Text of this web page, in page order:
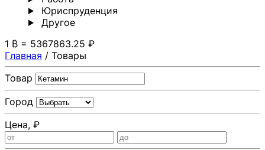
Юриспруденция
Другoе
1 ₿ = 5367863.25 ₽
Главная / Товары
Товар
Город
Цена, ₽